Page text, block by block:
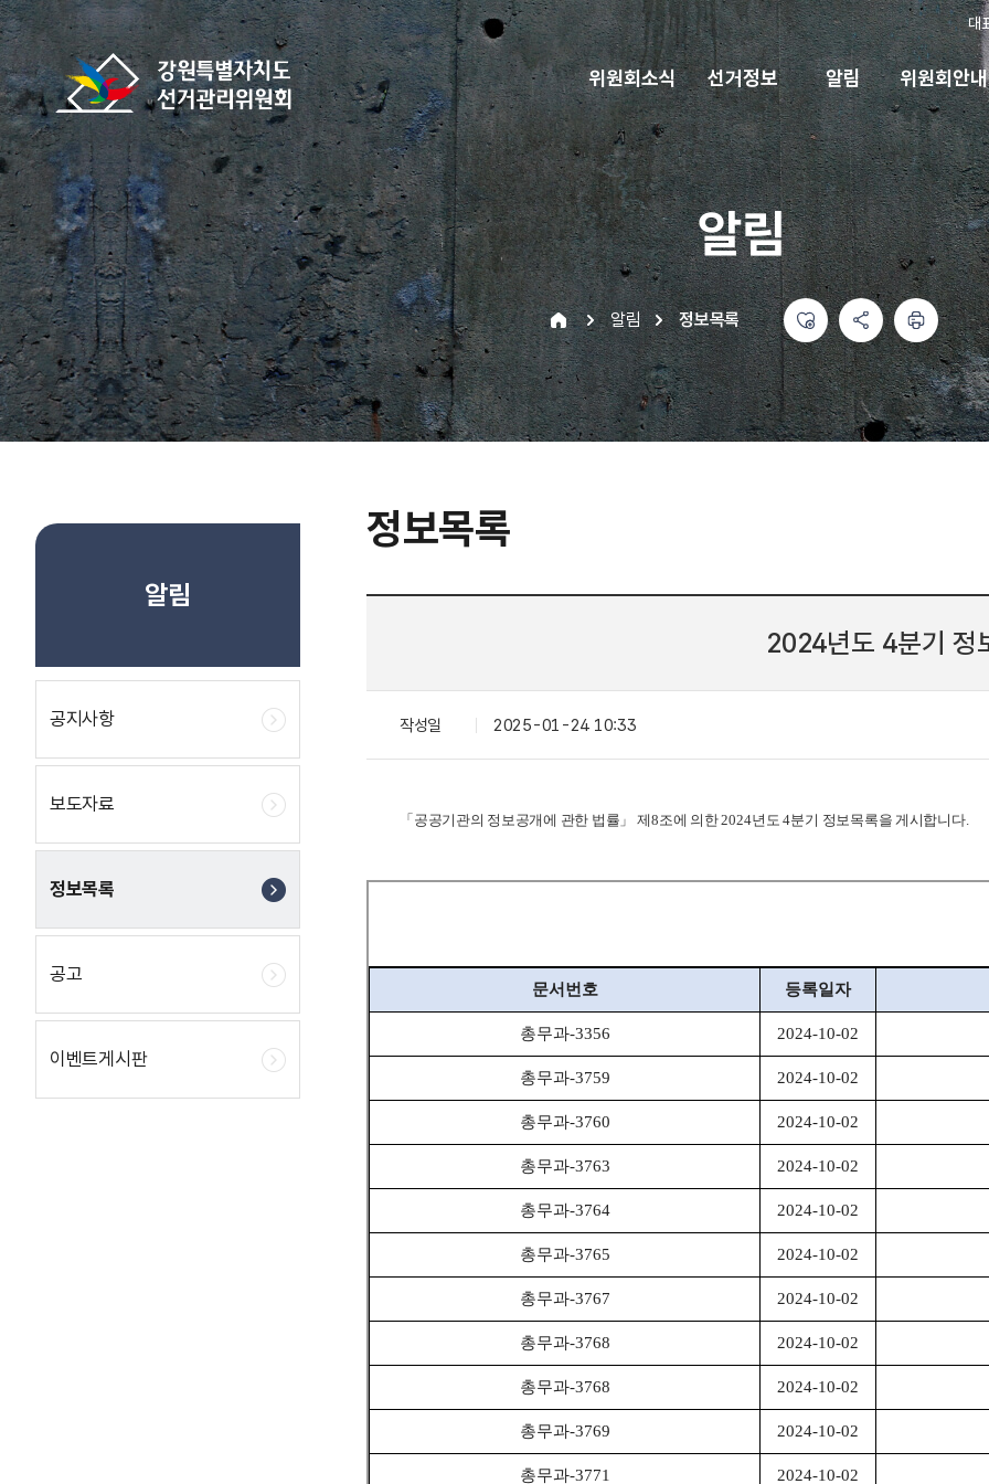
바로가기 메뉴
대
위원회소식 선거정보 알림 위원회안내
알림
알림 정보목록
알림
공지사항
보도자료
정보목록
공고
이벤트게시판
정보목록
2024년도 4분기 정
작성일 2025-01-24 10:33
「 공공기관의 정보공개에 관한 법률 」제8조에 의한2024년도4분기 정보목록을 게시합니다.